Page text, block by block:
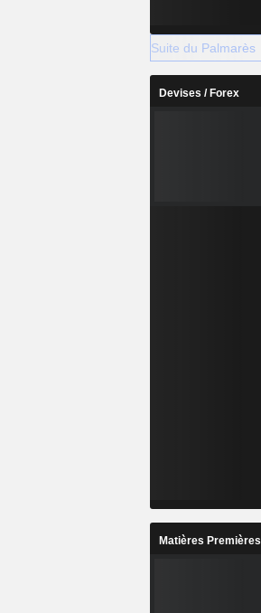
Suite du Palmarès
Devises / Forex
Matières Premières